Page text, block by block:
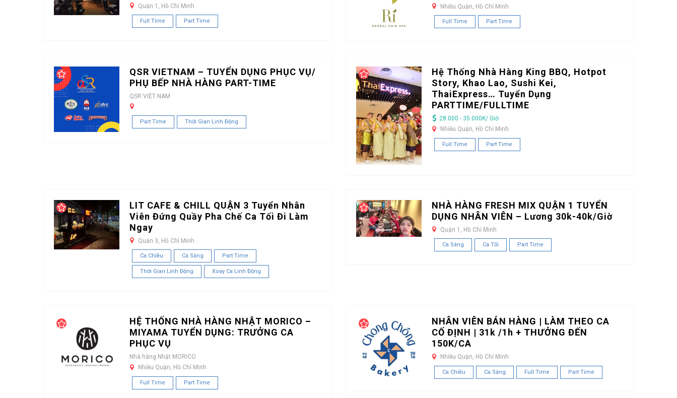
Quận 1, Hồ Chí Minh
Full Time Part Time
Nhiều Quận, Hồ Chí Minh
Full Time Part Time
QSR VIETNAM – TUYỂN DỤNG PHỤC VỤ/
PHỤ BẾP NHÀ HÀNG PART-TIME
QSR VIỆT NAM
Part Time Thời Gian Linh Động
Hệ Thống Nhà Hàng King BBQ, Hotpot
Story, Khao Lao, Sushi Kei,
ThaiExpress… Tuyển Dụng
PARTTIME/FULLTIME
28.000 - 35.000K/ Giờ
Nhiều Quận, Hồ Chí Minh
Full Time Part Time
LIT CAFE & CHILL QUẬN 3 Tuyển Nhân
Viên Đứng Quầy Pha Chế Ca Tối Đi Làm
Ngay
Quận 3, Hồ Chí Minh
Ca Chiều Ca Sáng Part Time
Thời Gian Linh Động Xoay Ca Linh Động
NHÀ HÀNG FRESH MIX QUẬN 1 TUYỂN
DỤNG NHÂN VIÊN – Lương 30k-40k/Giờ
Quận 1, Hồ Chí Minh
Ca Sáng Ca Tối Part Time
HỆ THỐNG NHÀ HÀNG NHẬT MORICO –
MIYAMA TUYỂN DỤNG: TRƯỞNG CA
PHỤC VỤ
Nhà hàng Nhật MORICO
Nhiều Quận, Hồ Chí Minh
Full Time Part Time
NHÂN VIÊN BÁN HÀNG | LÀM THEO CA
CỐ ĐỊNH | 31k /1h + THƯỞNG ĐẾN
150K/CA
Nhiều Quận, Hồ Chí Minh
Ca Chiều Ca Sáng Full Time Part Time